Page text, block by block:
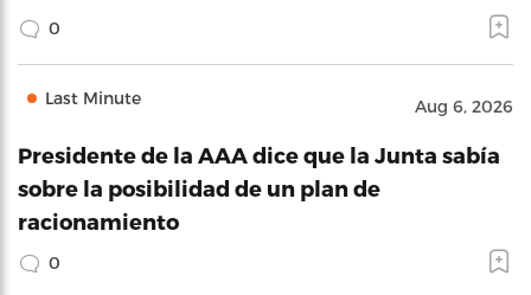
0
Last Minute Aug 6, 2026
Presidente de la AAA dice que la Junta sabía
sobre la posibilidad de un plan de
racionamiento
0